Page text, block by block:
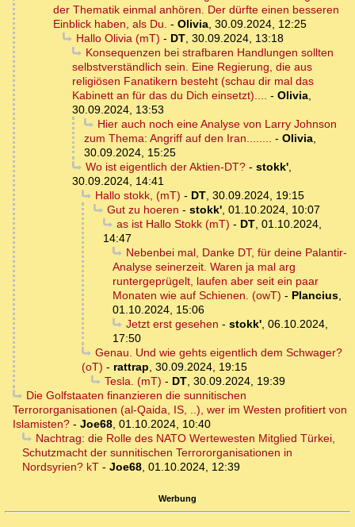
der Thematik einmal anhören. Der dürfte einen besseren
Einblick haben, als Du. - Olivia, 30.09.2024, 12:25
Hallo Olivia (mT) - DT, 30.09.2024, 13:18
Konsequenzen bei strafbaren Handlungen sollten
selbstverständlich sein. Eine Regierung, die aus
religiösen Fanatikern besteht (schau dir mal das
Kabinett an für das du Dich einsetzt).... - Olivia,
30.09.2024, 13:53
Hier auch noch eine Analyse von Larry Johnson
zum Thema: Angriff auf den Iran........ - Olivia,
30.09.2024, 15:25
Wo ist eigentlich der Aktien-DT?- stokk',
30.09.2024, 14:41
Hallo stokk, (mT) - DT, 30.09.2024, 19:15
Gut zu hoeren - stokk', 01.10.2024, 10:07
as ist Hallo Stokk (mT) - DT, 01.10.2024,
14:47
Nebenbei mal, Danke DT, für deine Palantir-
Analyse seinerzeit. Waren ja mal arg
runtergeprügelt, laufen aber seit ein paar
Monaten wie auf Schienen. (owT) - Plancius,
01.10.2024, 15:06
Jetzt erst gesehen - stokk', 06.10.2024,
17:50
Genau. Und wie gehts eigentlich dem Schwager?
(oT) - rattrap, 30.09.2024, 19:15
Tesla. (mT) - DT, 30.09.2024, 19:39
Die Golfstaaten finanzieren die sunnitischen
Terrororganisationen (al-Qaida, IS, ..), wer im Westen profitiert von
Islamisten? - Joe68, 01.10.2024, 10:40
Nachtrag: die Rolle des NATO Wertewesten Mitglied Türkei,
Schutzmacht der sunnitischen Terrororganisationen in
Nordsyrien? kT - Joe68, 01.10.2024, 12:39
Werbung